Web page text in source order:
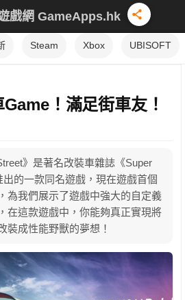
戲網 GameApps.hk
Steam Xbox UBISOFT
！滿足街車友！
》是著名改裝車雜誌《Super
出的一款同名遊戲，現在遊戲首個
為我們展示了遊戲中強大的自定義
在這款遊戲中，你能夠真正實現將
裝成性能野獸的夢想！